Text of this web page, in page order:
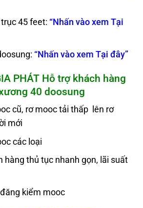
45 feet: “Nhấn vào xem Tại
“Nhấn vào xem Tại đây”
PHÁT Hỗ trợ khách hàng
40 doosung
cũ, rơ mooc tải thấp lên rơ
mới
các loại
hàng thủ tục nhanh gọn, lãi suất
kiểm mooc